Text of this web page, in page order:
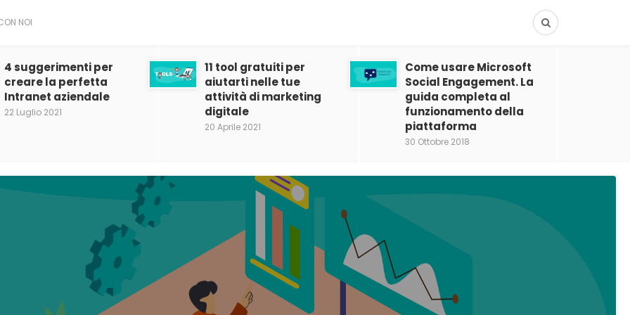
NOI
4 suggerimenti per
creare la perfetta
Intranet aziendale
22 Luglio 2021
11 tool gratuiti per
aiutarti nelle tue
attività di marketing
digitale
20 Aprile 2021
Come usare Microsoft
Social Engagement. La
guida completa al
funzionamento della
piattaforma
30 Ottobre 2018